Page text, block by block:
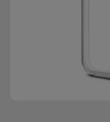
Samsungs
Reconditionnés
Protections